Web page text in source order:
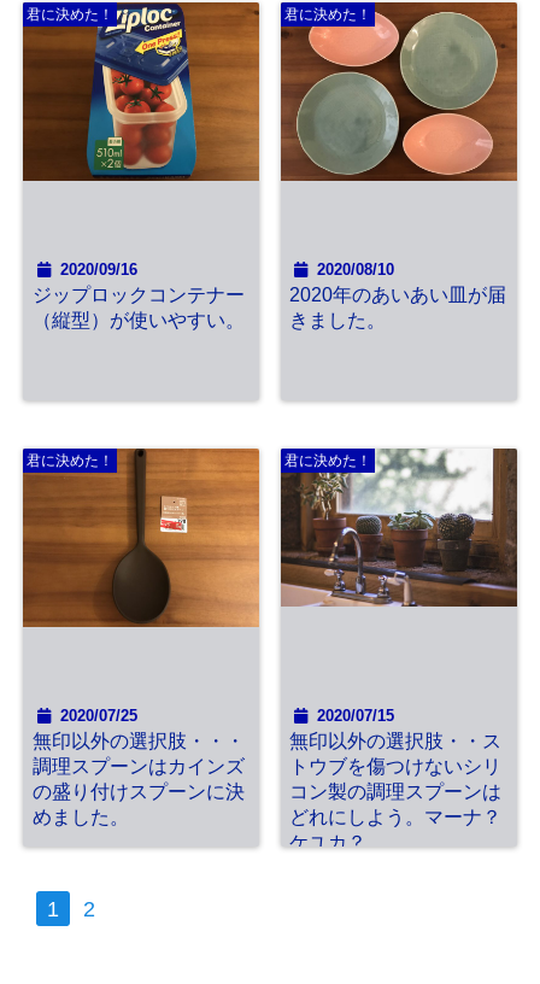
君に決めた！
2020/09/16
ジップロックコンテナー
（縦型）が使いやすい。
君に決めた！
2020/08/10
2020年のあいあい皿が届
きました。
君に決めた！
2020/07/25
無印以外の選択肢・・・
調理スプーンはカインズ
の盛り付けスプーンに決
めました。
君に決めた！
2020/07/15
無印以外の選択肢・・ス
トウブを傷つけないシリ
コン製の調理スプーンは
どれにしよう。マーナ？
ケユカ？
1 2